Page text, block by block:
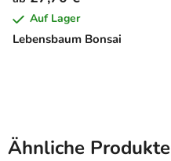
Lebensbaum Bonsai
Auf Lager
Ähnliche Produkte